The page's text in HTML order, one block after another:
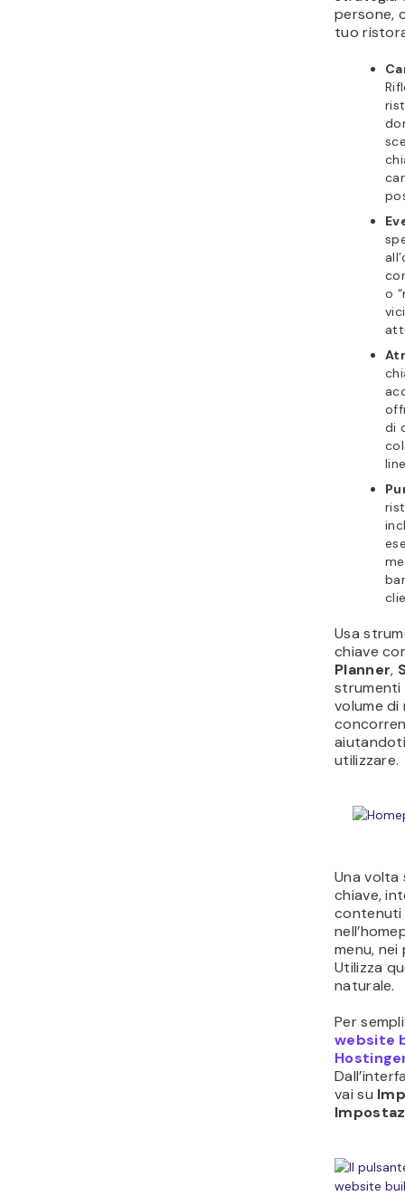
persone,
tuo
o
di
Usa
chiave
Planner,
strumenti
volume di
utilizzare.
Una
chiave,
contenuti
menu,
Utilizza
naturale.
Per
website
vai su